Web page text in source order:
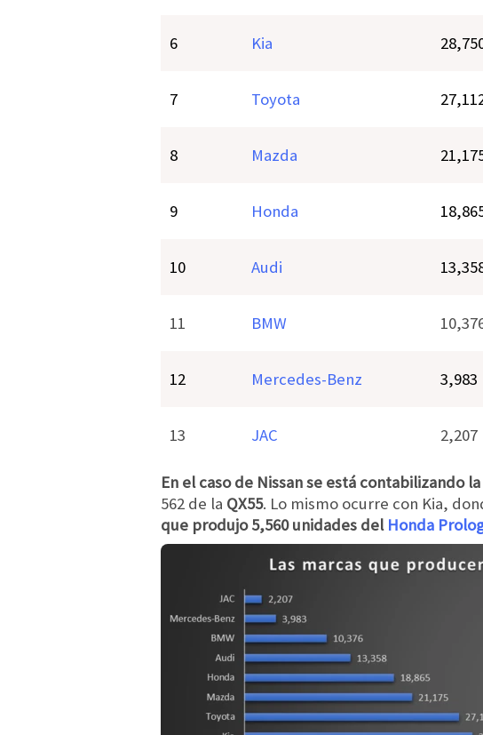
6 Kia
7 Toyota
8 Mazda
9 Honda
10 Audi
11 BMW
12 Mercedes-Benz 3,983
13 JAC 2,207
En el caso de Nissan se está contabilizando
562 de la QX55. Lo mismo ocurre con Kia,
que produjo 5,560 unidades del Honda